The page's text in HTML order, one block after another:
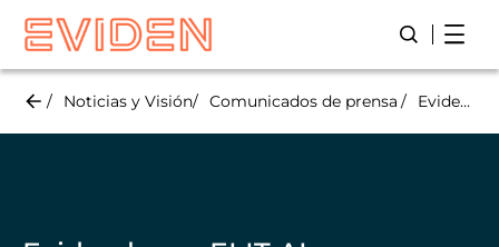
Skip
main
Abre/
Noticias y Visión Comunicados de prensa Eviden lanza ELIT AI, su sensor de señales radar de nueva generación con IA soberana integrada